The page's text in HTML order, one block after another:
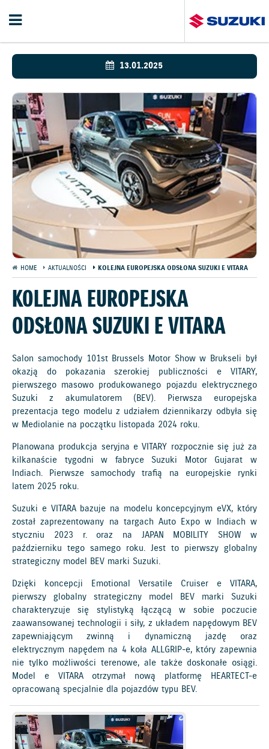
13.01.2025
HOME AKTUALNOŚCI KOLEJNA EUROPEJSKA ODSŁONA SUZUKI E VITARA
KOLEJNA EUROPEJSKA
ODSŁONA SUZUKI E VITARA
Salon samochody 101st Brussels Motor Show w Brukseli był
okazją do pokazania szerokiej publiczności e VITARY,
pierwszego masowo produkowanego pojazdu elektrycznego
Suzuki z akumulatorem (BEV). Pierwsza europejska
prezentacja tego modelu z udziałem dziennikarzy odbyła się
w Mediolanie na początku listopada 2024 roku.
Planowana produkcja seryjna e VITARY rozpocznie się już za
kilkanaście tygodni w fabryce Suzuki Motor Gujarat w
Indiach. Pierwsze samochody trafią na europejskie rynki
latem 2025 roku.
Suzuki e VITARA bazuje na modelu koncepcyjnym eVX, który
został zaprezentowany na targach Auto Expo w Indiach w
styczniu 2023 r. oraz na JAPAN MOBILITY SHOW w
październiku tego samego roku. Jest to pierwszy globalny
strategiczny model BEV marki Suzuki.
Dzięki koncepcji Emotional Versatile Cruiser e VITARA,
pierwszy globalny strategiczny model BEV marki Suzuki
charakteryzuje się stylistyką łączącą w sobie poczucie
zaawansowanej technologii i siły, z układem napędowym BEV
zapewniającym zwinną i dynamiczną jazdę oraz
elektrycznym napędem na 4 koła ALLGRIP-e, który zapewnia
nie tylko możliwości terenowe, ale także doskonałe osiągi.
Model e VITARA otrzymał nową platformę HEARTECT-e
opracowaną specjalnie dla pojazdów typu BEV.